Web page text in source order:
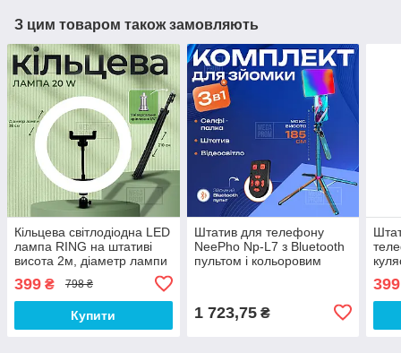
З цим товаром також замовляють
Кільцева світлодіодна LED
лампа RING на штативі
висота 2м, діаметр лампи
26см, для блогера, чорний
399 ₴ 798 ₴
Купити
Штатив для телефону
NeePho Np-L7 з Bluetooth
пультом і кольоровим
1 723,75₴
399